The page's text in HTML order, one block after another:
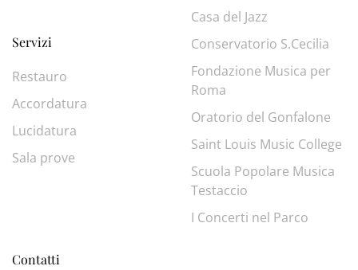
Servizi
Restauro
Accordatura
Lucidatura
Sala prove
Casa del Jazz
Conservatorio S.Cecilia
Fondazione Musica per
Roma
Oratorio del Gonfalone
Saint Louis Music College
Scuola Popolare Musica
Testaccio
I Concerti nel Parco
Contatti